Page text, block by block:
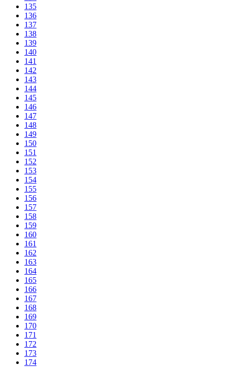
135
136
137
138
139
140
141
142
143
144
145
146
147
148
149
150
151
152
153
154
155
156
157
158
159
160
161
162
163
164
165
166
167
168
169
170
171
172
173
174